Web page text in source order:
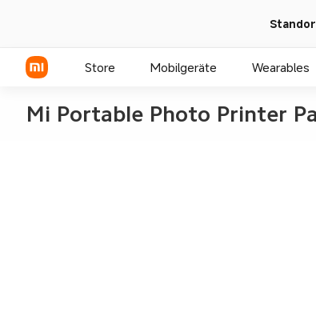
Store Mobilgeräte Wearables
Mi Portable Photo Printer